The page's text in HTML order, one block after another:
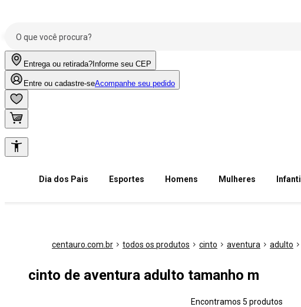
Entrega ou retirada? Informe seu CEP
Entre ou cadastre-seAcompanhe seu pedido
Dia dos Pais Esportes Homens Mulheres Infantil
centauro.com.br todos os produtos cinto aventura adulto
cinto de aventura adulto tamanho m
Encontramos 5 produtos